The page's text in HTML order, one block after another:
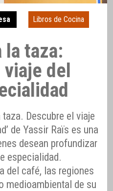
Libros de Cocina
la taza:
viaje del
taza. Descubre el viaje
de Yassir Raïs es una
desean profundizar
especialidad.
del café, las regiones
medioambiental de su